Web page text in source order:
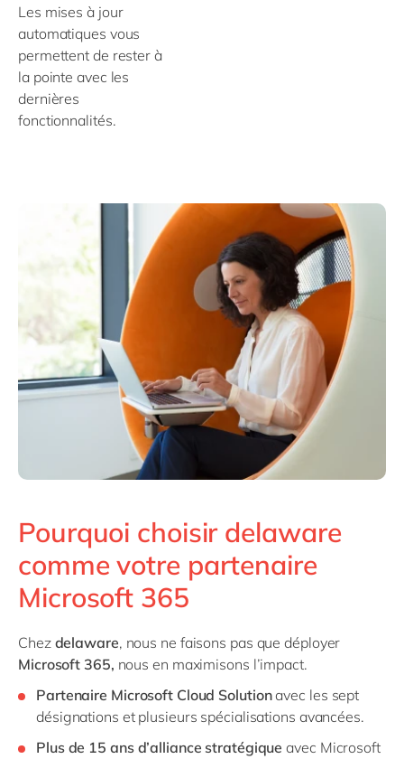
Les mises à jour
automatiques vous
permettent de rester à
la pointe avec les
dernières
fonctionnalités.
Pourquoi choisir delaware
comme votre partenaire
Microsoft 365
Chez delaware, nous ne faisons pas que déployer
Microsoft 365, nous en maximisons l’impact.
Partenaire Microsoft Cloud Solutionavec les sept
désignations et plusieurs spécialisations avancées.
Plus de 15 ans d’alliance stratégique avec Microsoft